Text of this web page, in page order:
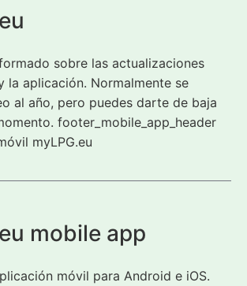
sobre las actualizaciones
la aplicación. Normalmente se
al año, pero puedes darte de baja
footer_mobile_app_header
myLPG.eu
mobile app
móvil para Android e iOS.